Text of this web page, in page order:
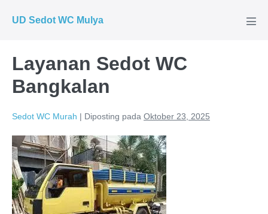
UD Sedot WC Mulya
Layanan Sedot WC
Bangkalan
Sedot WC Murah | Diposting pada Oktober 23, 2025